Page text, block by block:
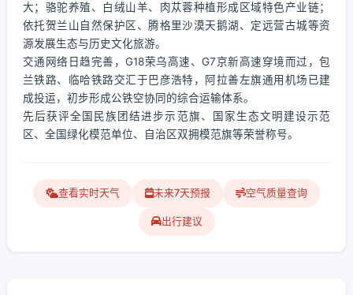
大；骆驼养殖、白绒山羊、肉苁蓉种植形成区域特色产业链；
依托贺兰山自然保护区、腾格里沙漠天鹅湖、定远营古城等资
源发展生态与历史文化旅游。
交通网络日趋完善，G18荣乌高速、G7京新高速穿境而过，包
兰铁路、临哈铁路交汇于巴彦浩特，阿拉善左旗通用机场已建
成投运，初步形成公铁空协同的综合运输体系。
先后获评全国民族团结进步示范旗、国家生态文明建设示范
区、全国绿化模范单位、自治区双拥模范旗等荣誉称号。
查看实时天气 未来7天预报 空气质量查询
出行建议